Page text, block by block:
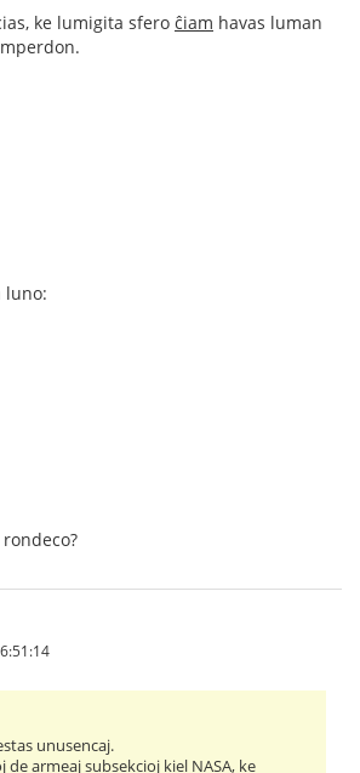
ke lumigita sfero ĉiam havas luman
luno:
unusencaj.
de armeaj subsekcioj kiel NASA, ke